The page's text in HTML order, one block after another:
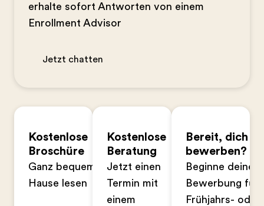
erhalte sofort Antworten von einem
Enrollment Advisor
Jetzt chatten
Kostenlose
Broschüre
Ganz bequem zu
Hause lesen
Kostenlose
Beratung
Jetzt einen
Termin mit
einem
Bereit, dich zu
bewerben?
Beginne deine
Bewerbung für
Frühjahrs- oder